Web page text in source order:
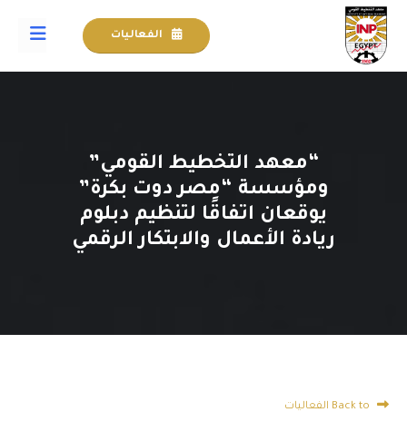
الفعاليات
“معهد التخطيط القومي”
ومؤسسة “مصر دوت بكرة”
يوقعان اتفاقًا لتنظيم دبلوم
ريادة الأعمال والابتكار الرقمي